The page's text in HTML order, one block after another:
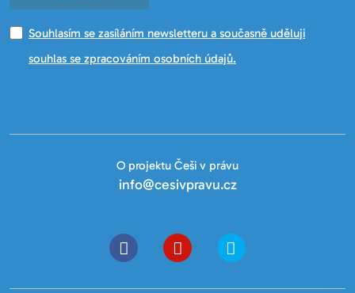
Souhlasím se zasíláním newsletteru a současně uděluji
souhlas se zpracováním osobních údajů.
O projektu Češi v právu
info@cesivpravu.cz